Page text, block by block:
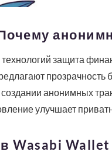
защита
анонимных
улучшает
Wasabi Wallet